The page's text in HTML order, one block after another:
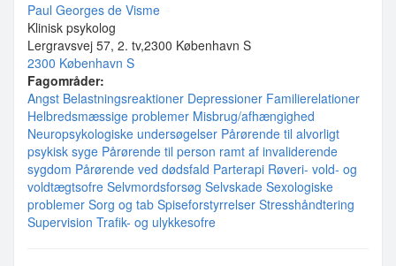
Paul Georges de Visme
Klinisk psykolog
Lergravsvej 57, 2. tv,2300 København S
2300 København S
Fagområder:
Angst Belastningsreaktioner Depressioner Familierelationer
Helbredsmæssige problemer Misbrug/afhængighed
Neuropsykologiske undersøgelser Pårørende til alvorligt
psykisk syge Pårørende til person ramt af invaliderende
sygdom Pårørende ved dødsfald Parterapi Røveri- vold- og
voldtægtsofre Selvmordsforsøg Selvskade Sexologiske
problemer Sorg og tab Spiseforstyrrelser Stresshåndtering
Supervision Trafik- og ulykkesofre